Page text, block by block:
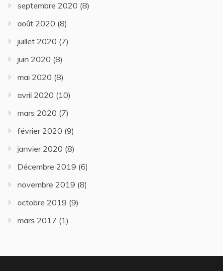
septembre 2020 (8)
août 2020 (8)
juillet 2020 (7)
juin 2020 (8)
mai 2020 (8)
avril 2020 (10)
mars 2020 (7)
février 2020 (9)
janvier 2020 (8)
Décembre 2019 (6)
novembre 2019 (8)
octobre 2019 (9)
mars 2017 (1)